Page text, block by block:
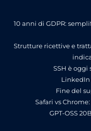
10 anni di GDPR:
Strutture ricettive e
SSH è oggi
LinkedIn
Fine del
Safari vs
GPT-OSS